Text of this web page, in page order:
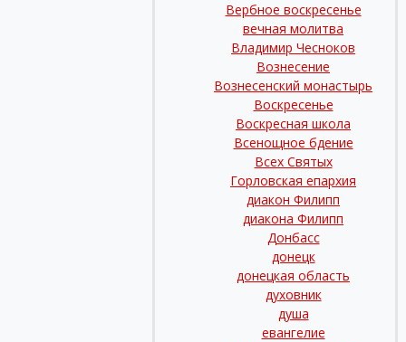
Вербное воскресенье
вечная молитва
Владимир Чесноков
Вознесение
Вознесенский монастырь
Воскресенье
Воскресная школа
Всенощное бдение
Всех Святых
Горловская епархия
диакон Филипп
диакона Филипп
Донбасс
донецк
донецкая область
духовник
душа
евангелие